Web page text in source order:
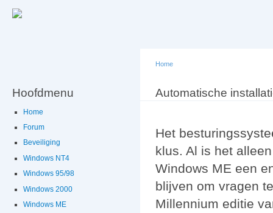
Hoofdmenu
Home
Forum
Beveiliging
Windows NT4
Windows 95/98
Windows 2000
Windows ME
U bent hier
Home
Automatische
Het
klus. Al is het
Windows ME een
blijven om vragen
Millennium editie